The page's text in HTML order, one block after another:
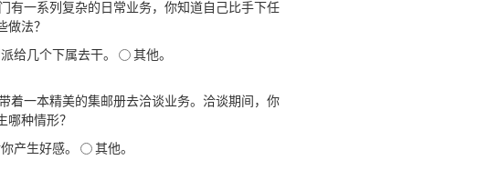
有一系列复杂的日常业务，你知道自己比手下任
法？
给几个下属去干。 其他。
着一本精美的集邮册去洽谈业务。洽谈期间，你
种情形？
产生好感。 其他。